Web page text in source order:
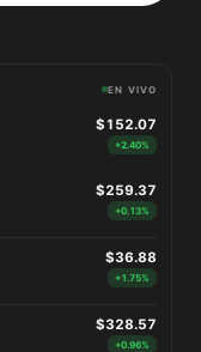
EN VIVO
$152.07
+2.40%
$259.37
+0.13%
$36.88
+1.75%
$328.57
+0.96%